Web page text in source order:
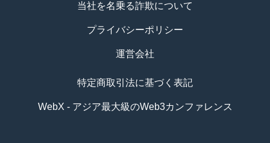
当社を名乗る詐欺について
プライバシーポリシー
運営会社
特定商取引法に基づく表記
WebX - アジア最大級のWeb3カンファレンス